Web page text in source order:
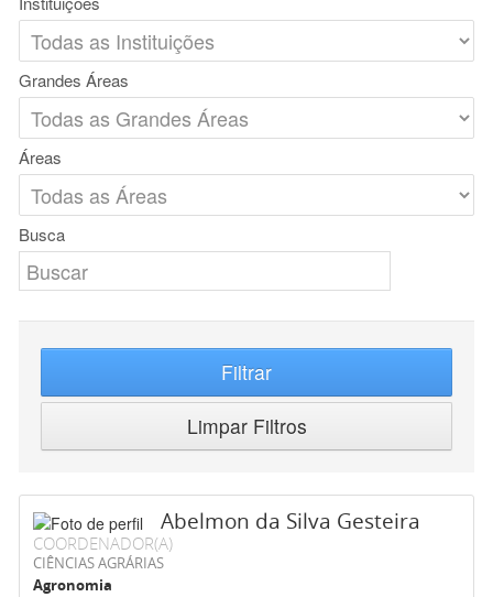
Grandes Áreas
Áreas
Busca
Filtrar
Limpar Filtros
Abelmon da Silva Gesteira
COORDENADOR(A)
CIÊNCIAS AGRÁRIAS
Agronomia